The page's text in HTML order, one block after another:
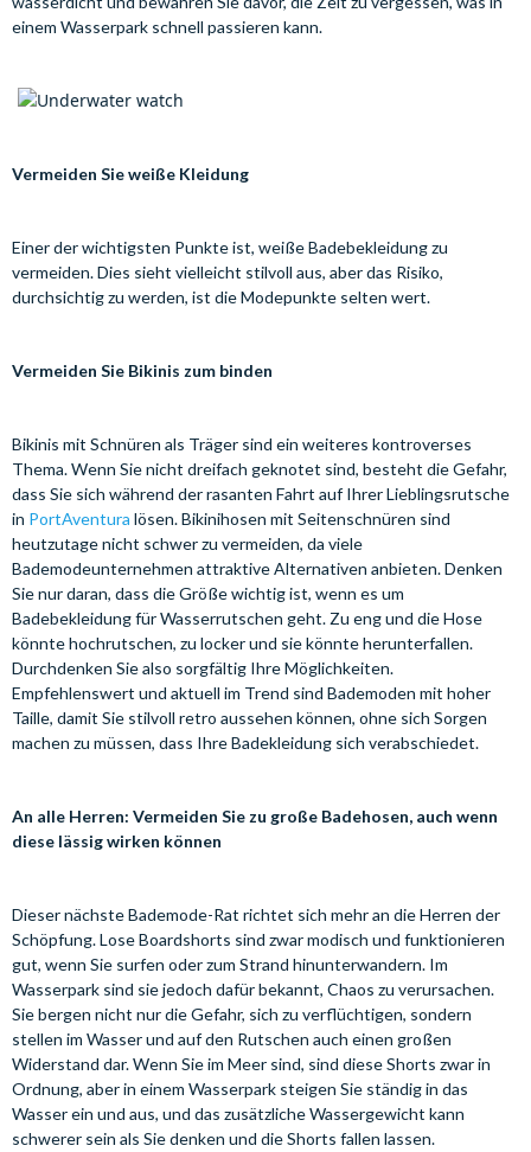
einem Wasserpark schnell passieren kann.
Vermeiden Sie weiße Kleidung
Einer der wichtigsten Punkte ist, weiße Badebekleidung zu
vermeiden. Dies sieht vielleicht stilvoll aus, aber das Risiko,
durchsichtig zu werden, ist die Modepunkte selten wert.
Vermeiden Sie Bikinis zum binden
Bikinis mit Schnüren als Träger sind ein weiteres kontroverses
Thema. Wenn Sie nicht dreifach geknotet sind, besteht die Gefahr,
dass Sie sich während der rasanten Fahrt auf Ihrer Lieblingsrutsche
in PortAventura lösen. Bikinihosen mit Seitenschnüren sind
heutzutage nicht schwer zu vermeiden, da viele
Bademodeunternehmen attraktive Alternativen anbieten. Denken
Sie nur daran, dass die Größe wichtig ist, wenn es um
Badebekleidung für Wasserrutschen geht. Zu eng und die Hose
könnte hochrutschen, zu locker und sie könnte herunterfallen.
Durchdenken Sie also sorgfältig Ihre Möglichkeiten.
Empfehlenswert und aktuell im Trend sind Bademoden mit hoher
Taille, damit Sie stilvoll retro aussehen können, ohne sich Sorgen
machen zu müssen, dass Ihre Badekleidung sich verabschiedet.
An alle Herren: Vermeiden Sie zu große Badehosen, auch wenn
diese lässig wirken können
Dieser nächste Bademode-Rat richtet sich mehr an die Herren der
Schöpfung. Lose Boardshorts sind zwar modisch und funktionieren
gut, wenn Sie surfen oder zum Strand hinunterwandern. Im
Wasserpark sind sie jedoch dafür bekannt, Chaos zu verursachen.
Sie bergen nicht nur die Gefahr, sich zu verflüchtigen, sondern
stellen im Wasser und auf den Rutschen auch einen großen
Widerstand dar. Wenn Sie im Meer sind, sind diese Shorts zwar in
Ordnung, aber in einem Wasserpark steigen Sie ständig in das
Wasser ein und aus, und das zusätzliche Wassergewicht kann
schwerer sein als Sie denken und die Shorts fallen lassen.